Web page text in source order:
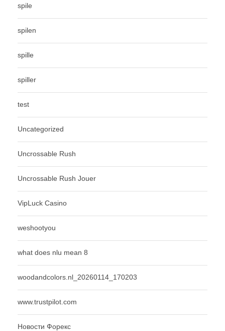
spile
spilen
spille
spiller
test
Uncategorized
Uncrossable Rush
Uncrossable Rush Jouer
VipLuck Casino
weshootyou
what does nlu mean 8
woodandcolors.nl_20260114_170203
www.trustpilot.com
Новости Форекс